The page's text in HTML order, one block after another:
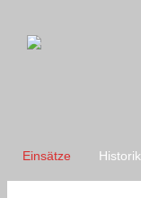
Einsätze Historik